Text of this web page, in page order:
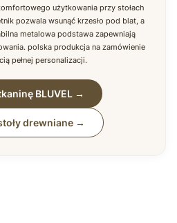
użytkowania przy stołach
pozwala wsunąć krzesło pod blat, a
metalowa podstawa zapewniają
polska produkcja na zamówienie
pełnej personalizacji.
BLUVEL →
drewniane →